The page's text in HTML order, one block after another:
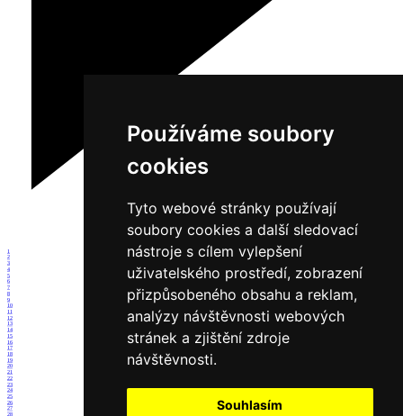
Používáme soubory
cookies
Tyto webové stránky používají
soubory cookies a další sledovací
nástroje s cílem vylepšení
uživatelského prostředí, zobrazení
přizpůsobeného obsahu a reklam,
analýzy návštěvnosti webových
stránek a zjištění zdroje
návštěvnosti.
Souhlasím
1
2
3
4
5
6
7
8
9
10
11
12
13
14
15
16
17
18
19
20
21
22
23
24
25
26
27
28